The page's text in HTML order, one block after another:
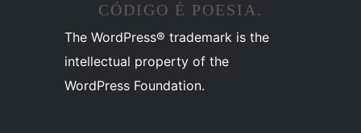
CÓDIGO É POESIA.
The WordPress® trademark is the
intellectual property of the
WordPress Foundation.